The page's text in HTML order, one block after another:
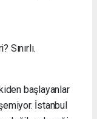
Sınırlı.
başlayanlar
İstanbul